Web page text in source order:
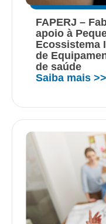
FAPERJ –
apoio à
Ecossistema
de
de saúde
Saiba mais >>